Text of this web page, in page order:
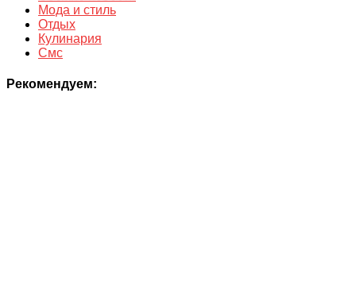
Мода и стиль
Отдых
Кулинария
Смс
Рекомендуем: